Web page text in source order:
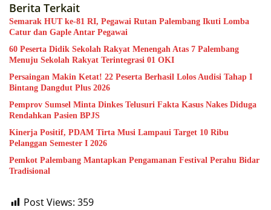
Berita Terkait
Semarak HUT ke-81 RI, Pegawai Rutan Palembang Ikuti Lomba
Catur dan Gaple Antar Pegawai
60 Peserta Didik Sekolah Rakyat Menengah Atas 7 Palembang
Menuju Sekolah Rakyat Terintegrasi 01 OKI
Persaingan Makin Ketat! 22 Peserta Berhasil Lolos Audisi Tahap I
Bintang Dangdut Plus 2026
Pemprov Sumsel Minta Dinkes Telusuri Fakta Kasus Nakes Diduga
Rendahkan Pasien BPJS
Kinerja Positif, PDAM Tirta Musi Lampaui Target 10 Ribu
Pelanggan Semester I 2026
Pemkot Palembang Mantapkan Pengamanan Festival Perahu Bidar
Tradisional
Post Views: 359